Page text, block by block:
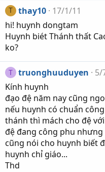
T thay10 17/1/11
hi! huynh dongtam
Huynh biét Thánh thất
ko?
T truonghuuduyen
5/
Kính huynh
đạo đệ năm nay cũng
nếu huynh có chuẩn
thánh thì mách cho đệ với
đệ đang công phu
cũng nói cho huynh biết
huynh chỉ giáo...
Thd